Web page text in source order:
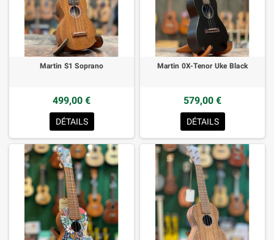
Martin S1 Soprano
499,00 €
DÉTAILS
Martin 0X-Tenor Uke Black
579,00 €
DÉTAILS